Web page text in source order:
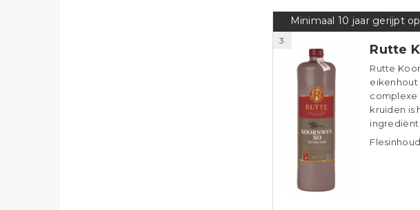
Minimaal 10 jaar gerijpt
3
Rutte
Rutte
eikenhout
complexe
kruiden is
ingrediënt